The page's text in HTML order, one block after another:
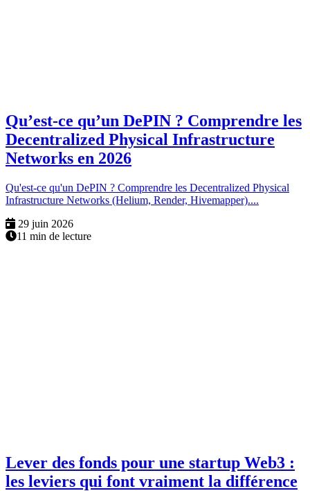
Qu’est-ce qu’un DePIN ? Comprendre les
Decentralized Physical Infrastructure
Networks en 2026
Qu'est-ce qu'un DePIN ? Comprendre les Decentralized Physical
Infrastructure Networks (Helium, Render, Hivemapper)....
29 juin 2026
11 min de lecture
Lever des fonds pour une startup Web3 :
les leviers qui font vraiment la différence